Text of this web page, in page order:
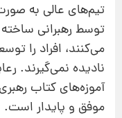
تیم‌های عالی به
توسط رهبرانی
می‌کنند، افراد را
نادیده نمی‌گیرند.
آموزه‌های کتاب
موفق و پایدار است.